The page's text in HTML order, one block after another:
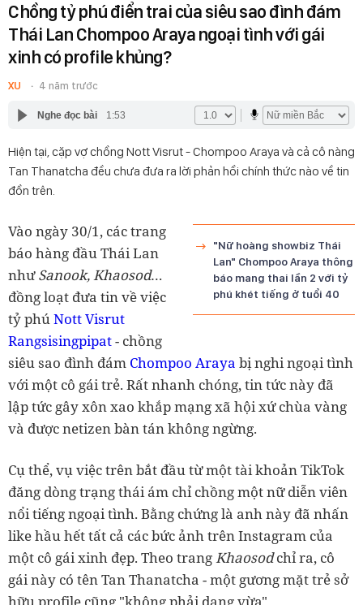
Chồng tỷ phú điển trai của siêu sao đình đám
Thái Lan Chompoo Araya ngoại tình với gái
xinh có profile khủng?
XU 4 năm trước
Nghe đọc bài 1:53
Hiện tại, cặp vợ chồng Nott Visrut - Chompoo Araya và cả cô nàng
Tan Thanatcha đều chưa đưa ra lời phản hồi chính thức nào về tin
đồn trên.
"Nữ hoàng showbiz Thái
Lan" Chompoo Araya thông
báo mang thai lần 2 với tỷ
phú khét tiếng ở tuổi 40
Vào ngày 30/1, các trang
báo hàng đầu Thái Lan
nhưSanook, Khaosod…
đồng loạt đưa tin về việc
tỷ phúNott Visrut
Rangsisingpipat- chồng
siêu sao đình đám Chompoo Araya bị nghi ngoại tình
với một cô gái trẻ. Rất nhanh chóng, tin tức này đã
lập tức gây xôn xao khắp mạng xã hội xứ chùa vàng
và được netizen bàn tán không ngừng.
Cụ thể, vụ việc trên bắt đầu từ một tài khoản TikTok
đăng dòng trạng thái ám chỉ chồng một nữ diễn viên
nổi tiếng ngoại tình. Bằng chứng là anh này đã nhấn
like hầu hết tất cả các bức ảnh trên Instagram của
một cô gái xinh đẹp. Theo trangKhaosodchỉ ra, cô
gái này có tên Tan Thanatcha - một gương mặt trẻ sở